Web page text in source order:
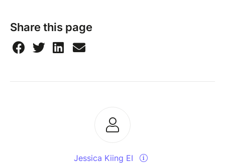
Share this page
Jessica Kiing EI